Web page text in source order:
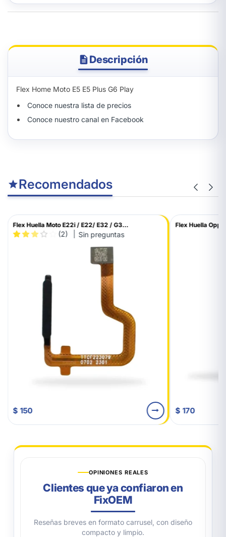
Descripción
Flex Home Moto E5 E5 Plus G6 Play
Conoce nuestra lista de precios
Conoce nuestro canal en Facebook
Recomendados
Flex Huella Moto E22i / E22/ E32 / G3...
(2) Sin preguntas
$ 150
Flex Huella
$ 170
OPINIONES REALES
Clientes que ya confiaron en
FixOEM
Reseñas breves en formato carrusel, con diseño
compacto y limpio.